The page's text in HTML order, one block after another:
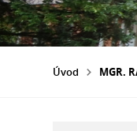
Úvod MGR.